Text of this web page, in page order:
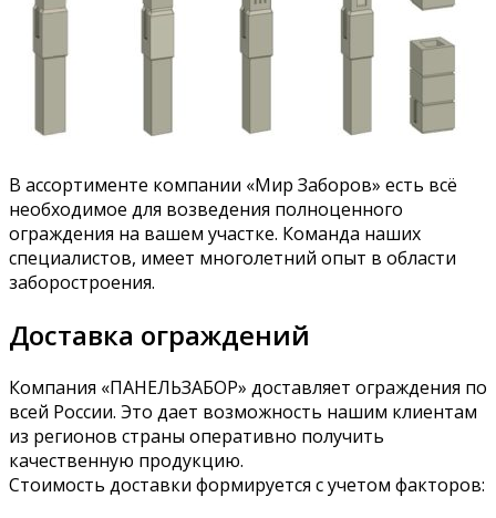
В ассортименте компании «Мир Заборов» есть всё
необходимое для возведения полноценного
ограждения на вашем участке. Команда наших
специалистов, имеет многолетний опыт в области
заборостроения.
Доставка ограждений
Компания «ПАНЕЛЬЗАБОР» доставляет ограждения по
всей России. Это дает возможность нашим клиентам
из регионов страны оперативно получить
качественную продукцию.
Стоимость доставки формируется с учетом факторов: